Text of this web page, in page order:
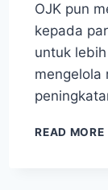
OJK pun
kepada
untuk
mengelola
READ MORE